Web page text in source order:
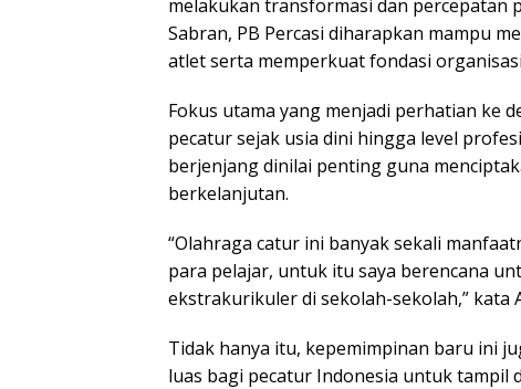
melakukan transformasi dan percepatan
Sabran, PB Percasi diharapkan mampu
atlet serta memperkuat fondasi
Fokus utama yang menjadi perhatian ke
pecatur sejak usia dini hingga level
berjenjang dinilai penting guna
berkelanjutan.
“Olahraga catur ini banyak sekali
para pelajar, untuk itu saya berencana
ekstrakurikuler di sekolah-sekolah,” kata
Tidak hanya itu, kepemimpinan baru ini
luas bagi pecatur Indonesia untuk tampil